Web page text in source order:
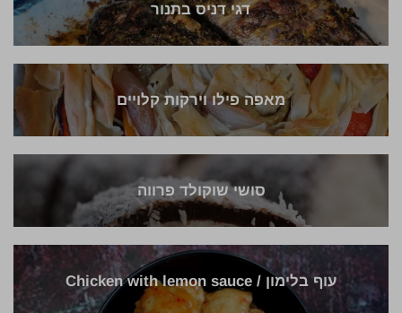
דגי דניס בתנור
מאפה פילו וירקות קלויים
סושי שוקולד פרווה
עוף בלימון / Chicken with lemon sauce